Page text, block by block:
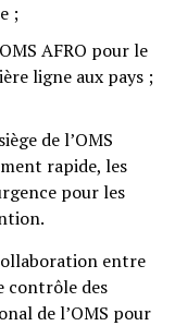
;
AFRO pour le
ligne aux pays ;
de l’OMS
rapide, les
pour les
entre
contrôle des
de l’OMS pour